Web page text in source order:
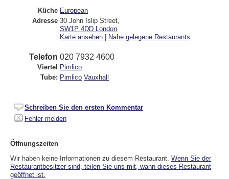
Küche European
Adresse 30 John Islip Street
SW1P 4DD London
Karte ansehen | Nahe gelegene Restaurants
Telefon 020 7932 4600
Viertel Pimlico
Tube: Pimlico Vauxhall
Schreiben Sie den ersten Kommentar
Fehler melden
Öffnungszeiten
Wir haben keine Informationen zu diesem Restaurant. Wenn Sie der
Restaurantbesitzer sind, teilen Sie uns mit, wann dieses Restaurant
geöffnet ist.